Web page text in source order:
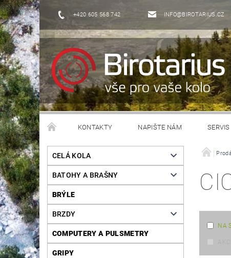
+420 605 568 742 INFO@BIROTARIUS.CZ
KONTAKTY NAPIŠTE NÁM SERVIS
CELÁ KOLA
BATOHY A BRAŠNY
BRÝLE
BRZDY
COMPUTERY A PULSMETRY
GRIPY
NA